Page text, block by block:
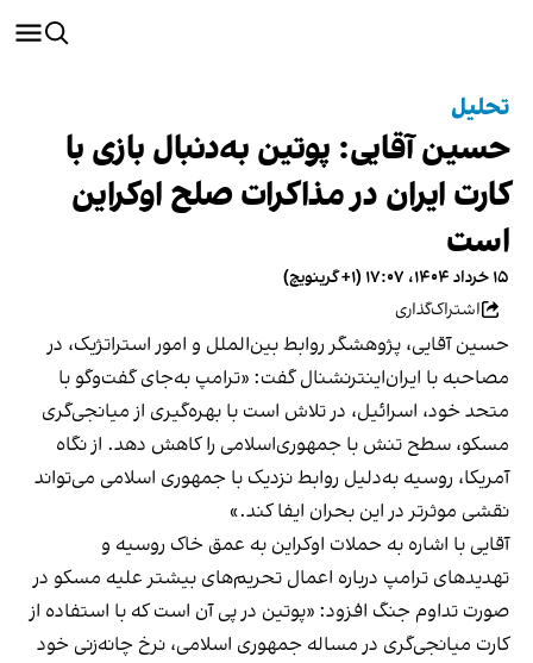
تحلیل
حسین آقایی: پوتین به‌دنبال بازی با
کارت ایران در مذاکرات صلح اوکراین
است
۱۵ خرداد ۱۴۰۴، ۱۷:۰۷ (‎+۱ گرینویچ)
اشتراک‌گذاری
حسین آقایی، پژوهشگر روابط بین‌الملل و امور استراتژیک، در
مصاحبه با ایران‌اینترنشنال گفت: «ترامپ به‌جای گفت‌وگو با
متحد خود، اسرائیل، در تلاش است با بهره‌گیری از میانجی‌گری
مسکو، سطح تنش با جمهوری‌اسلامی را کاهش دهد. از نگاه
آمریکا، روسیه به‌دلیل روابط نزدیک با جمهوری اسلامی می‌تواند
نقشی موثرتر در این بحران ایفا کند.»
آقایی با اشاره به حملات اوکراین به عمق خاک روسیه و
تهدیدهای ترامپ درباره اعمال تحریم‌های بیشتر علیه مسکو در
صورت تداوم جنگ افزود: «پوتین در پی آن است که با استفاده از
کارت میانجی‌گری در مساله جمهوری اسلامی، نرخ چانه‌زنی خود